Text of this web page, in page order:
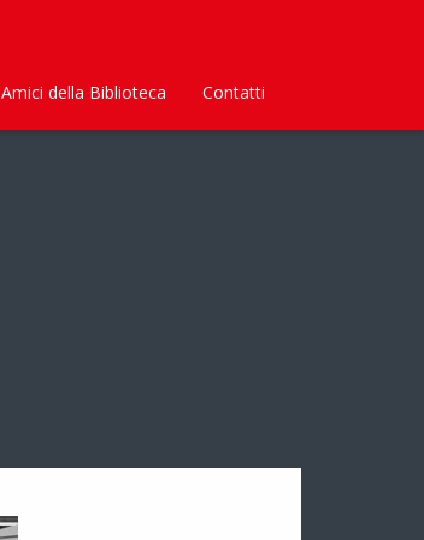
Amici della Biblioteca Contatti